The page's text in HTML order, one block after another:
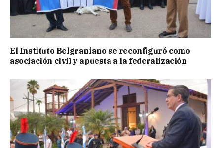
El Instituto Belgraniano se reconfiguró como
asociación civil y apuesta a la federalización